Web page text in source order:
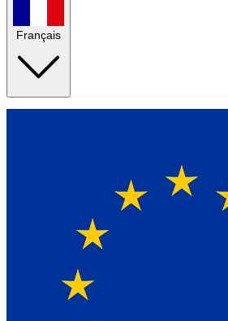
Français